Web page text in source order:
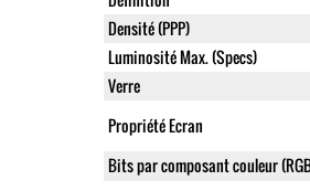
Densité (PPP)
Luminosité Max. (Specs)
Verre
Propriété Ecran
Bits par composant couleur